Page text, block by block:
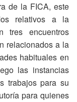
de la FICA, este
relativos a la
tres encuentros
relacionados a la
habituales en
las instancias
trabajos para su
para quienes